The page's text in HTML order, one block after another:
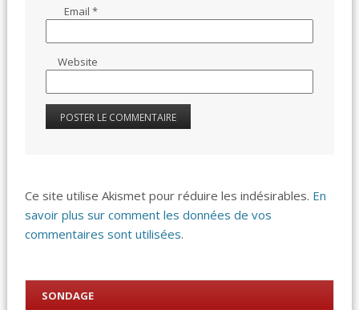
Email*
Website
Ce site utilise Akismet pour réduire les indésirables. En
savoir plus sur comment les données de vos
commentaires sont utilisées.
SONDAGE